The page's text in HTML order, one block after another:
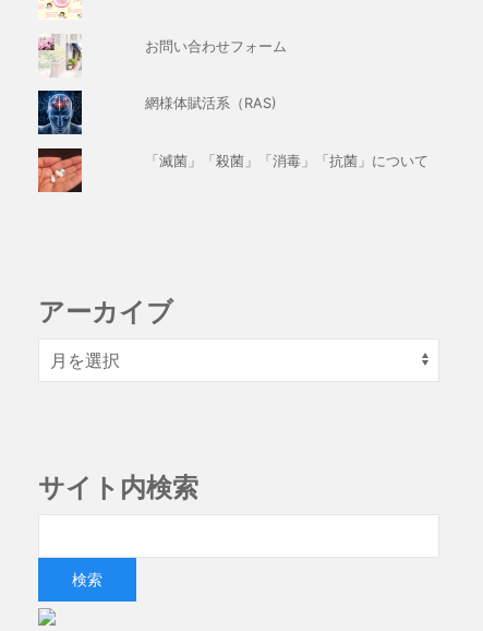
お問い合わせフォーム
網様体賦活系（RAS)
「滅菌」「殺菌」「消毒」「抗菌」について
アーカイブ
サイト内検索